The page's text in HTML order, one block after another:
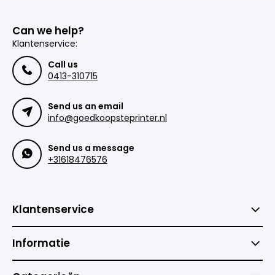
Can we help?
Klantenservice:
Call us
0413-310715
Send us an email
info@goedkoopsteprinter.nl
Send us a message
+31618476576
Klantenservice
Informatie